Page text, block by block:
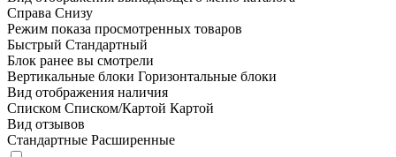
Справа Снизу
Режим показа просмотренных товаров
Быстрый Стандартный
Блок ранее вы смотрели
Вертикальные блоки Горизонтальные блоки
Вид отображения наличия
Списком Списком/Картой Картой
Вид отзывов
Стандартные Расширенные